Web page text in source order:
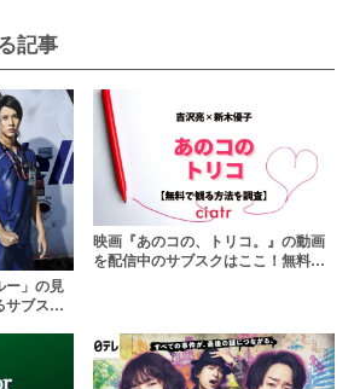
記事
ー」の見
サブスク
映画『あのコの、トリコ。』の動画
を配信中のサブスクはここ！無料で